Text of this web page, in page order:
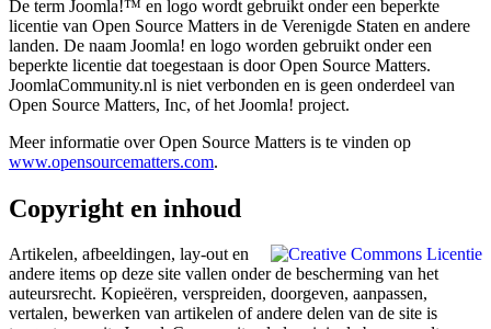
De term Joomla!™ en logo wordt gebruikt onder een beperkte
licentie van Open Source Matters in de Verenigde Staten en andere
landen. De naam Joomla! en logo worden gebruikt onder een
beperkte licentie dat toegestaan is door Open Source Matters.
JoomlaCommunity.nl is niet verbonden en is geen onderdeel van
Open Source Matters, Inc, of het Joomla! project.
Meer informatie over Open Source Matters is te vinden op
www.opensourcematters.com.
Copyright en inhoud
Artikelen, afbeeldingen, lay-out en
andere items op deze site vallen onder de bescherming van het
auteursrecht. Kopieëren, verspreiden, doorgeven, aanpassen,
vertalen, bewerken van artikelen of andere delen van de site is